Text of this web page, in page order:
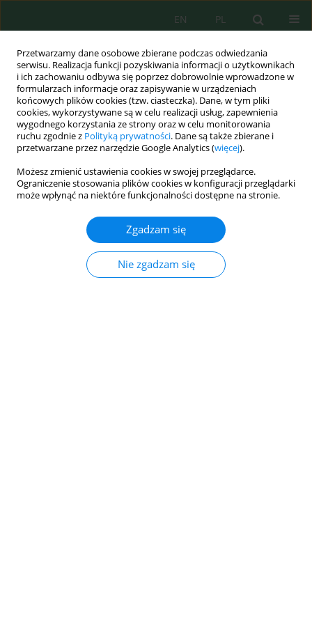
Przetwarzamy dane osobowe zbierane podczas odwiedzania
serwisu. Realizacja funkcji pozyskiwania informacji o użytkownikach
i ich zachowaniu odbywa się poprzez dobrowolnie wprowadzone w
formularzach informacje oraz zapisywanie w urządzeniach
końcowych plików cookies (tzw. ciasteczka). Dane, w tym pliki
cookies, wykorzystywane są w celu realizacji usług, zapewnienia
wygodnego korzystania ze strony oraz w celu monitorowania
ruchu zgodnie z Polityką prywatności. Dane są także zbierane i
przetwarzane przez narzędzie Google Analytics (więcej).
Możesz zmienić ustawienia cookies w swojej przeglądarce.
Ograniczenie stosowania plików cookies w konfiguracji przeglądarki
może wpłynąć na niektóre funkcjonalności dostępne na stronie.
Zgadzam się
Nie zgadzam się
PL
EN
AutorMohammad Bani Ata
Air Quality Assessment and Forecasting Using
Neural Network Model
Mohammad A. Hamdan,Mohammad Faisal Bani Ata
J. Ecol. Eng. 2021; 22(6):1-11